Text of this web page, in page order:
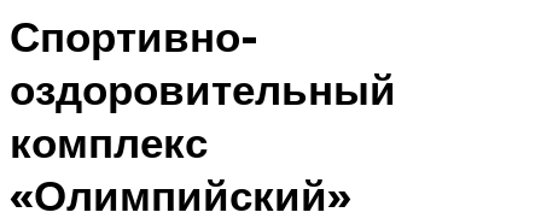
Спортивно-
оздоровительный
комплекс
«Олимпийский»